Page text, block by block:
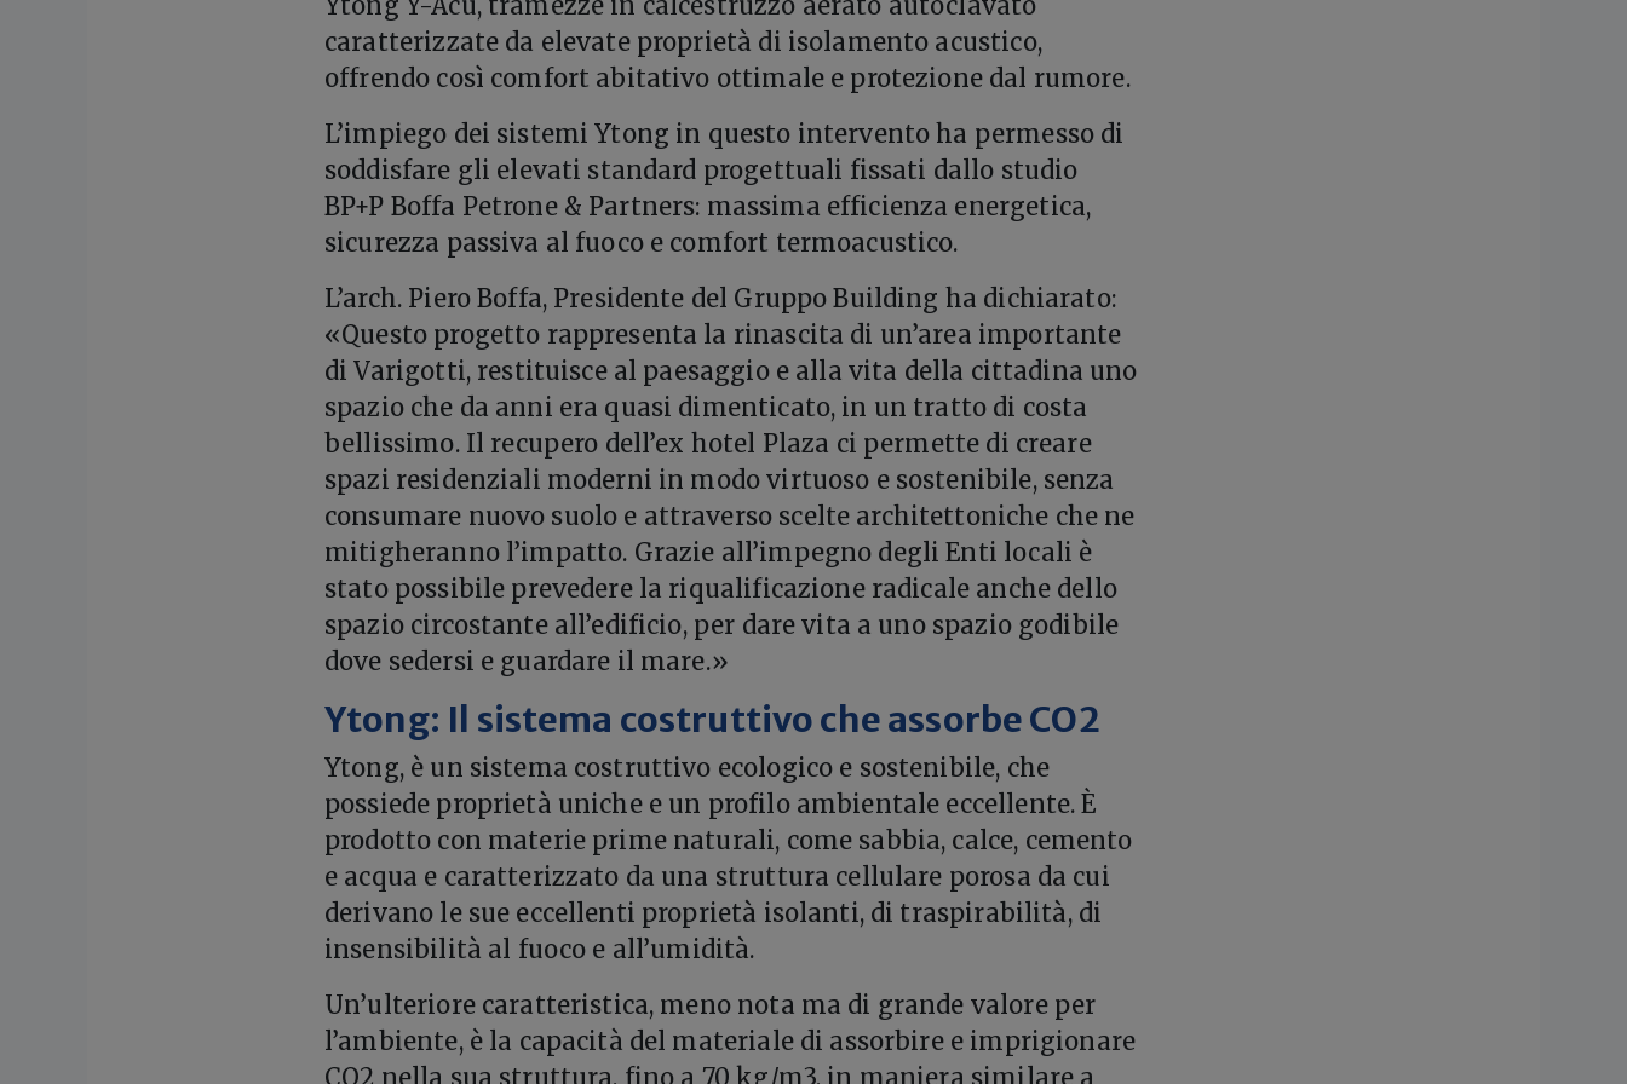
caratterizzate da elevate proprietà di isolamento acustico,
offrendo così comfort abitativo ottimale e protezione dal rumore.
L’impiego dei sistemi Ytong in questo intervento ha permesso di
soddisfare gli elevati standard progettuali fissati dallo studio
BP+P Boffa Petrone & Partners: massima efficienza energetica,
sicurezza passiva al fuoco e comfort termoacustico.
L’arch. Piero Boffa, Presidente del Gruppo Building ha dichiarato:
«Questo progetto rappresenta la rinascita di un’area importante
di Varigotti, restituisce al paesaggio e alla vita della cittadina uno
spazio che da anni era quasi dimenticato, in un tratto di costa
bellissimo. Il recupero dell’ex hotel Plaza ci permette di creare
spazi residenziali moderni in modo virtuoso e sostenibile, senza
consumare nuovo suolo e attraverso scelte architettoniche che ne
mitigheranno l’impatto. Grazie all’impegno degli Enti locali è
stato possibile prevedere la riqualificazione radicale anche dello
spazio circostante all’edificio, per dare vita a uno spazio godibile
dove sedersi e guardare il mare.»
Ytong: Il sistema costruttivo che assorbe CO2
Ytong, è un sistema costruttivo ecologico e sostenibile, che
possiede proprietà uniche e un profilo ambientale eccellente. È
prodotto con materie prime naturali, come sabbia, calce, cemento
e acqua e caratterizzato da una struttura cellulare porosa da cui
derivano le sue eccellenti proprietà isolanti, di traspirabilità, di
insensibilità al fuoco e all’umidità.
Un’ulteriore caratteristica, meno nota ma di grande valore per
l’ambiente, è la capacità del materiale di assorbire e imprigionare
CO2 nella sua struttura, fino a 70 kg/m3, in maniera similare a